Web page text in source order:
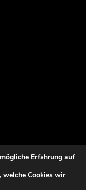
Erfahrung auf
welche Cookies wir